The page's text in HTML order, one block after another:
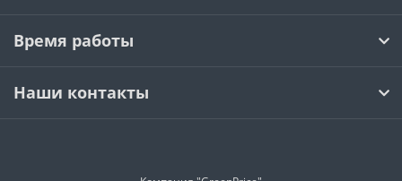
Время работы
Наши контакты